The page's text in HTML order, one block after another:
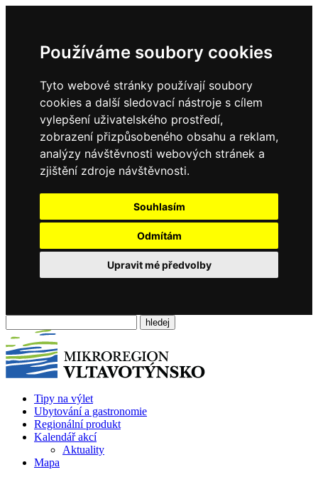
Používáme soubory cookies
Tyto webové stránky používají soubory
cookies a další sledovací nástroje s cílem
vylepšení uživatelského prostředí,
zobrazení přizpůsobeného obsahu a reklam,
analýzy návštěvnosti webových stránek a
zjištění zdroje návštěvnosti.
Souhlasím
Odmítám
Upravit mé předvolby
Tipy na výlet
Ubytování a gastronomie
Regionální produkt
Kalendář akcí
Aktuality
Mapa